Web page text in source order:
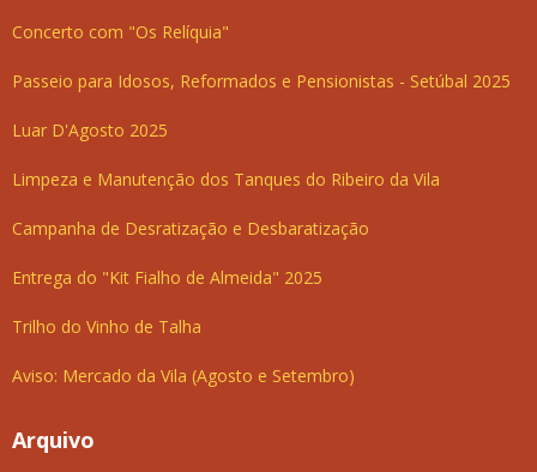
Concerto com "Os Relíquia"
Passeio para Idosos, Reformados e Pensionistas - Setúbal 2025
Luar D'Agosto 2025
Limpeza e Manutenção dos Tanques do Ribeiro da Vila
Campanha de Desratização e Desbaratização
Entrega do "Kit Fialho de Almeida" 2025
Trilho do Vinho de Talha
Aviso: Mercado da Vila (Agosto e Setembro)
Arquivo